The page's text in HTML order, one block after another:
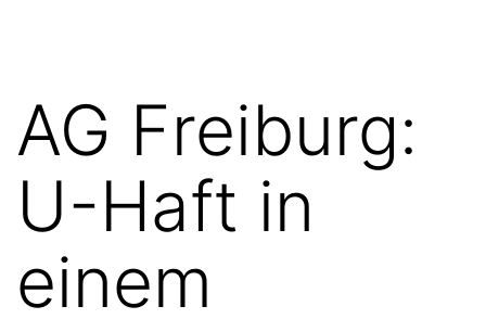
AG Freiburg:
U-Haft in
einem